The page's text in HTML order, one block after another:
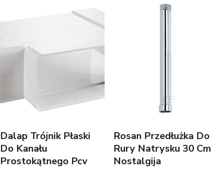
Dalap Trójnik Płaski
Do Kanału
Prostokątnego Pcv
Rosan Przedłużka Do
Rury Natrysku 30 Cm
Nostalgija